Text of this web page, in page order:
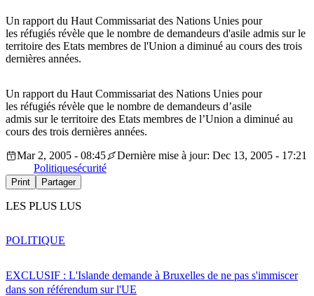
Un rapport du Haut Commissariat des Nations Unies pour
les réfugiés révèle que le nombre de demandeurs d'asile admis sur le
territoire des Etats membres de l'Union a diminué au cours des trois
dernières années.
Un rapport du Haut Commissariat des Nations Unies pour
les réfugiés révèle que le nombre de demandeurs d’asile
admis sur le territoire des Etats membres de l’Union a diminué au
cours des trois dernières années.
Mar 2, 2005 - 08:45
Dernière mise à jour: Dec 13, 2005 - 17:21
Politiquesécurité
Print Partager
LES PLUS LUS
EXCLUSIF : L'Islande demande à Bruxelles de ne pas s'immiscer
dans son référendum sur l'UE
POLITIQUE